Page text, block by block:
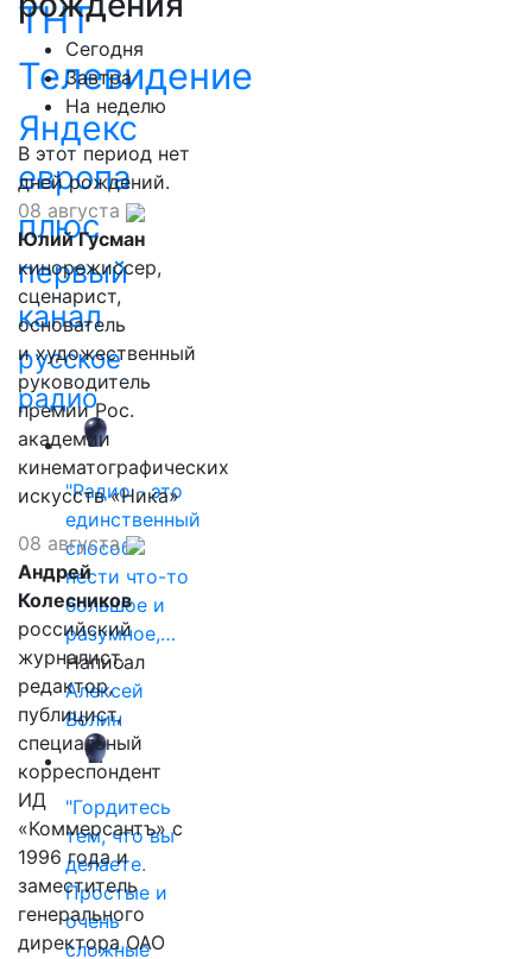
ТНТ
Телевидение
Яндекс
европа
плюс
первый
канал
русское
радио
"Радио - это
единственный
способ
нести что-то
большое и
разумное,…
Написал
Алексей
Волин
"Гордитесь
тем, что вы
делаете.
Простые и
очень
сложные
Сегодня
Завтра
На неделю
В этот период нет
дней рождений.
08 августа
Юлий Гусман
кинорежиссер,
сценарист,
основатель
и художественный
руководитель
премии Рос.
академии
кинематографических
искусств «Ника»
08 августа
Андрей
Колесников
российский
журналист,
редактор,
публицист,
специальный
корреспондент
ИД
«Коммерсантъ» с
1996 года и
заместитель
генерального
директора ОАО